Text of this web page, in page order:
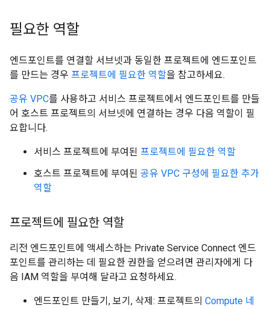
필요한 역할
엔드포인트를 연결할 서브넷과 동일한 프로젝트에 엔드포인트
를 만드는 경우 프로젝트에 필요한 역할을 참고하세요.
공유 VPC를 사용하고 서비스 프로젝트에서 엔드포인트를 만들
어 호스트 프로젝트의 서브넷에 연결하는 경우 다음 역할이 필
요합니다.
서비스 프로젝트에 부여된 프로젝트에 필요한 역할
호스트 프로젝트에 부여된 공유 VPC 구성에 필요한 추가
역할
프로젝트에 필요한 역할
리전 엔드포인트에 액세스하는 Private Service Connect 엔드
포인트를 관리하는 데 필요한 권한을 얻으려면 관리자에게 다
음 IAM 역할을 부여해 달라고 요청하세요.
엔드포인트 만들기, 보기, 삭제: 프로젝트의 Compute 네